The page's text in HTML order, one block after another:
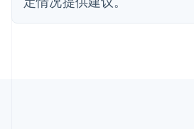
芬兰
EnglishSvenska